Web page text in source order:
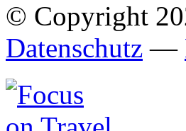
© Copyright
Datenschutz —